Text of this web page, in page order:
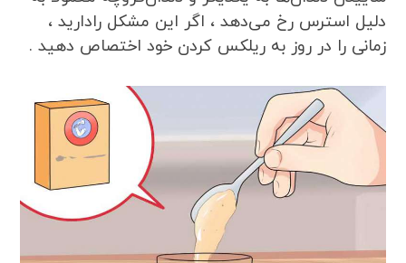
دلیل استرس رخ می‌دهد ، اگر این مشکل رادارید ،
زمانی را در روز به ریلکس کردن خود اختصاص دهید .